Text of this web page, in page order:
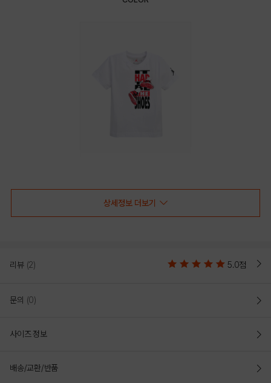
PRODUCT VIEW
상세정보 더보기
리뷰 (2) 5.0점
문의 (0)
사이즈 정보
배송/교환/반품